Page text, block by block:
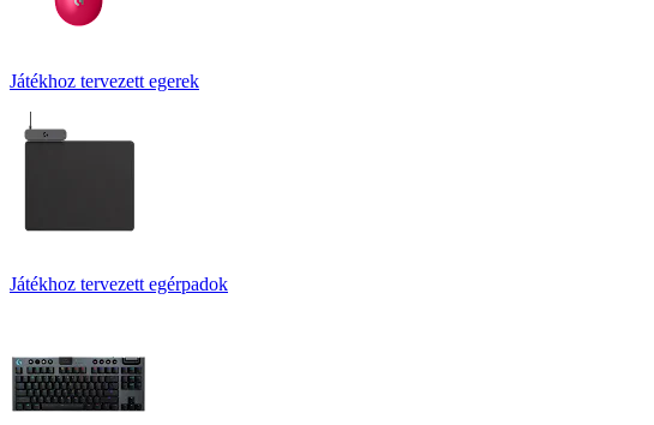
Játékhoz tervezett egerek
Játékhoz tervezett egérpadok